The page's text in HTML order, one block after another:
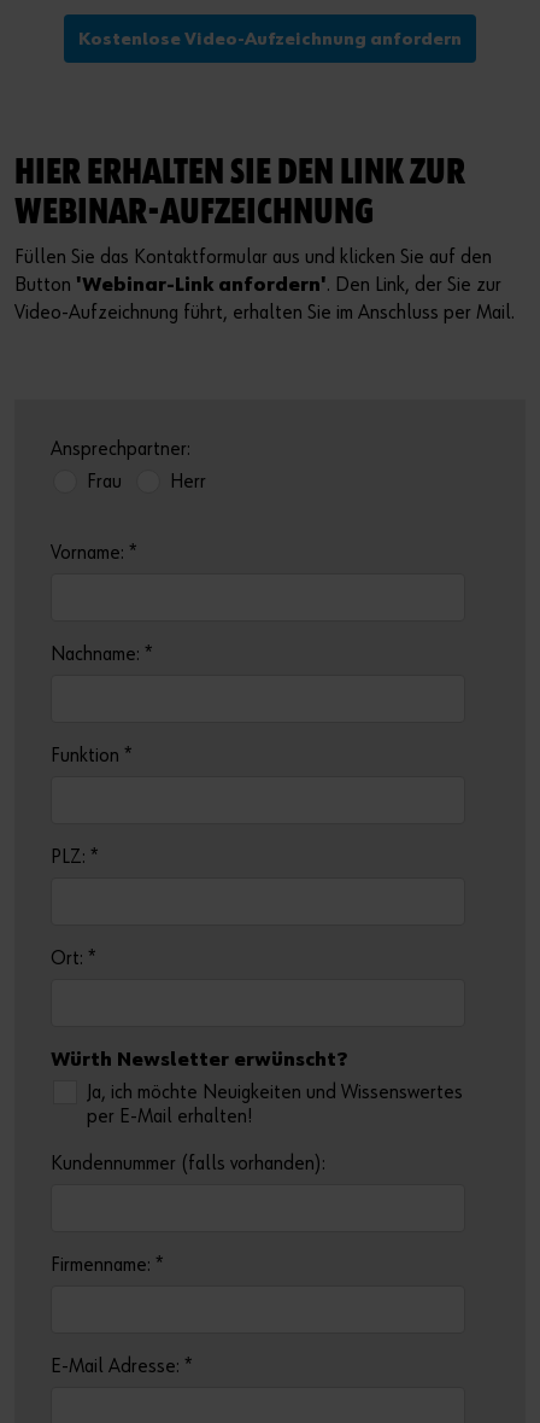
Kostenlose Video-Aufzeichnung anfordern
HIER ERHALTEN SIE DEN LINK ZUR
WEBINAR-AUFZEICHNUNG
Füllen Sie das Kontaktformular aus und klicken Sie auf den
Button 'Webinar-Link anfordern'. Den Link, der Sie zur
Video-Aufzeichnung führt, erhalten Sie im Anschluss per Mail.
Ansprechpartner:
Frau
Herr
Vorname: *
Nachname: *
Funktion *
PLZ: *
Ort: *
Würth Newsletter erwünscht?
Ja, ich möchte Neuigkeiten und Wissenswertes
per E-Mail erhalten!
Kundennummer (falls vorhanden):
Firmenname: *
E-Mail Adresse: *